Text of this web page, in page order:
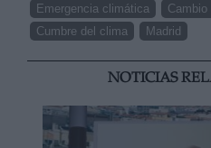
Emergencia climática
Cumbre del clima
Madrid
NOTICIAS